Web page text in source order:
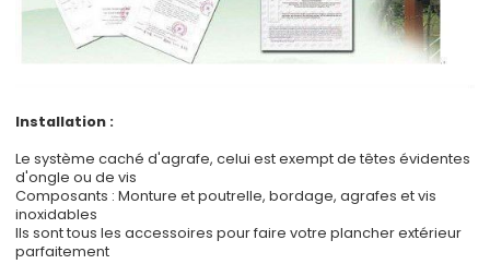
Installation :
Le système caché d'agrafe, celui est exempt de têtes évidentes
d'ongle ou de vis
Composants : Monture et poutrelle, bordage, agrafes et vis
inoxidables
Ils sont tous les accessoires pour faire votre plancher extérieur
parfaitement